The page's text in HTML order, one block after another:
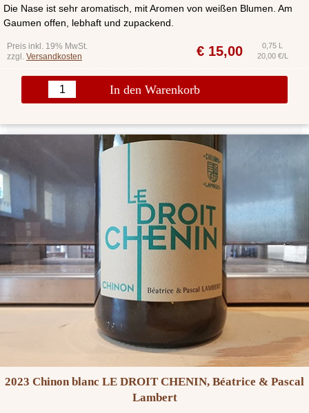
Die Nase ist sehr aromatisch, mit Aromen von weißen Blumen. Am
Gaumen offen, lebhaft und zupackend.
Preis inkl. 19% MwSt.
zzgl. Versandkosten € 15,00
0,75 L
20,00 €/L
In den Warenkorb
2023 Chinon blanc LE DROIT CHENIN, Béatrice & Pascal
Lambert